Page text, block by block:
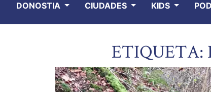
DONOSTIA CIUDADES KIDS
ETIQUETA: